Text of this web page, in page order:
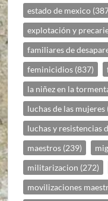
estado de mexico
explotación y
familiares de
feminicidios (837)
la niñez en la
luchas de las mujeres
luchas y resistencias
maestros (239)
militarizacion (272)
movilizaciones